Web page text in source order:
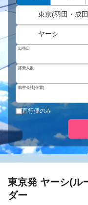
東京(羽田・成
ヤーシ
出発日
搭乗人数
航空会社(任意)
直行便のみ
東京発 ヤーシ(ル
ダー